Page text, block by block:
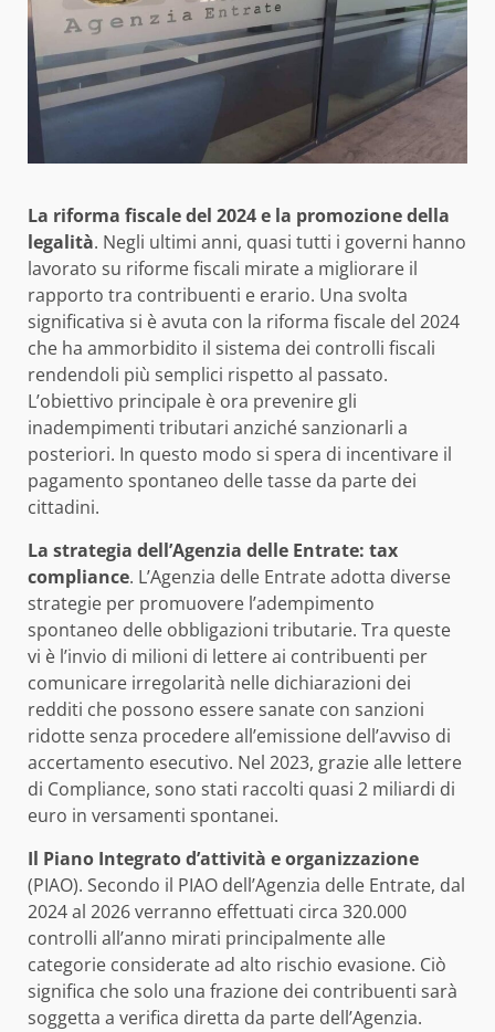
La riforma fiscale del 2024 e la promozione della
legalità. Negli ultimi anni, quasi tutti i governi hanno
lavorato su riforme fiscali mirate a migliorare il
rapporto tra contribuenti e erario. Una svolta
significativa si è avuta con la riforma fiscale del 2024
che ha ammorbidito il sistema dei controlli fiscali
rendendoli più semplici rispetto al passato.
L’obiettivo principale è ora prevenire gli
inadempimenti tributari anziché sanzionarli a
posteriori. In questo modo si spera di incentivare il
pagamento spontaneo delle tasse da parte dei
cittadini.
La strategia dell’Agenzia delle Entrate: tax
compliance. L’Agenzia delle Entrate adotta diverse
strategie per promuovere l’adempimento
spontaneo delle obbligazioni tributarie. Tra queste
vi è l’invio di milioni di lettere ai contribuenti per
comunicare irregolarità nelle dichiarazioni dei
redditi che possono essere sanate con sanzioni
ridotte senza procedere all’emissione dell’avviso di
accertamento esecutivo. Nel 2023, grazie alle lettere
di Compliance, sono stati raccolti quasi 2 miliardi di
euro in versamenti spontanei.
Il Piano Integrato d’attività e organizzazione
(PIAO). Secondo il PIAO dell’Agenzia delle Entrate, dal
2024 al 2026 verranno effettuati circa 320.000
controlli all’anno mirati principalmente alle
categorie considerate ad alto rischio evasione. Ciò
significa che solo una frazione dei contribuenti sarà
soggetta a verifica diretta da parte dell’Agenzia.